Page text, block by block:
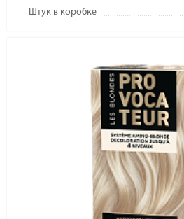
Штук в коробке